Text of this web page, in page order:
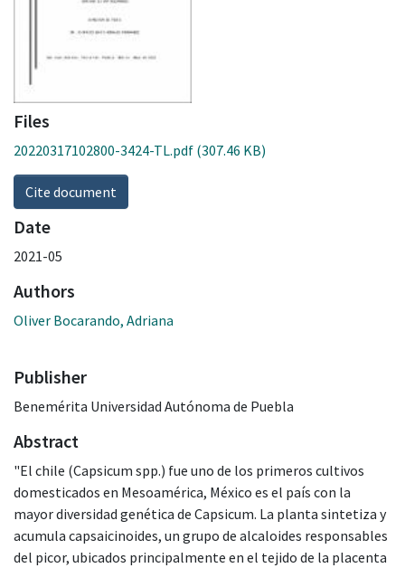
Files
20220317102800-3424-TL.pdf (307.46 KB)
Cite document
Date
2021-05
Authors
Oliver Bocarando, Adriana
Publisher
Benemérita Universidad Autónoma de Puebla
Abstract
"El chile (Capsicum spp.) fue uno de los primeros cultivos
domesticados en Mesoamérica, México es el país con la
mayor diversidad genética de Capsicum. La planta sintetiza y
acumula capsaicinoides, un grupo de alcaloides responsables
del picor, ubicados principalmente en el tejido de la placenta